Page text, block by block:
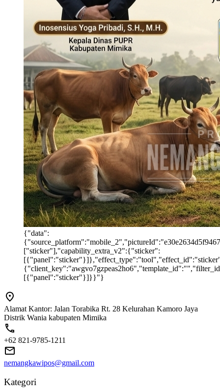
{"data":
["sticker"],"capability_extra_v2":{"sticker":
[{"panel":"sticker"}]}}"}
Alamat Kantor: Jalan Torabika Rt. 28 Kelurahan Kamoro Jaya
Distrik Wania kabupaten Mimika
+62 821-9785-1211
nemangkawipos@gmail.com
Kategori